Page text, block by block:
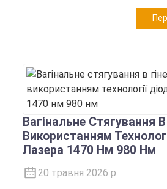
Вагінальне Стягування В
Використанням
Лазера 1470 Нм 980 Нм
20 травня 2026 р.